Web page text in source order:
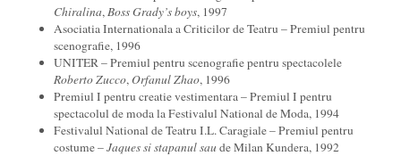
Chiralina,Boss Grady’s boys, 1997
Asociatia Internationala a Criticilor de Teatru – Premiul pentru
scenografie, 1996
UNITER – Premiul pentru scenografie pentru spectacolele
Roberto Zucco,Orfanul Zhao, 1996
Premiul I pentru creatie vestimentara – Premiul I pentru
spectacolul de moda la Festivalul National de Moda, 1994
Festivalul National de Teatru I.L. Caragiale – Premiul pentru
costume –Jaques si stapanulsau de Milan Kundera, 1992